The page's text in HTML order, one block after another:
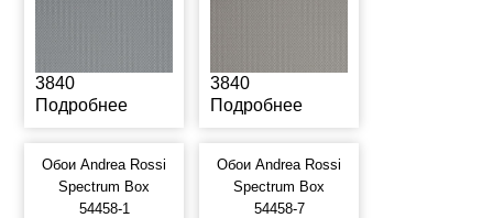
3840
Подробнее
3840
Подробнее
Обои Andrea Rossi
Spectrum Box
54458-1
Обои Andrea Rossi
Spectrum Box
54458-7